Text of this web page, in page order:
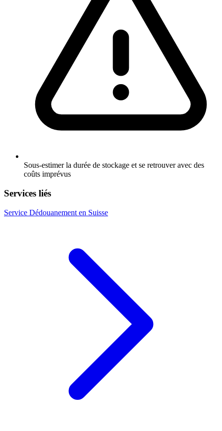
Sous-estimer la durée de stockage et se retrouver avec des
coûts imprévus
Services liés
Service Dédouanement en Suisse